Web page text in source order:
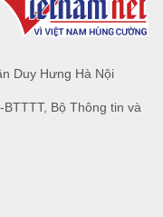
Duy Hưng Hà Nội
Bộ Thông tin và